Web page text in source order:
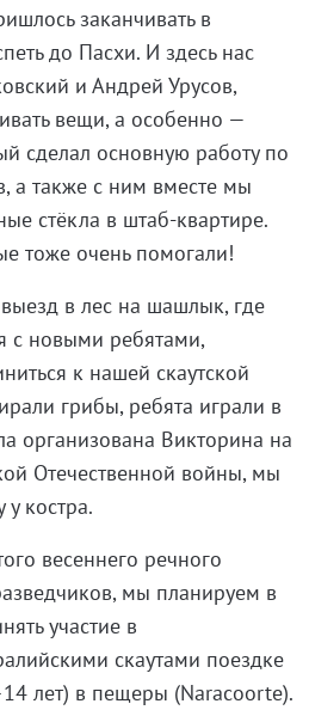
заканчивать в
до Пасхи. И здесь нас
и Андрей Урусов,
вещи, а особенно —
сделал основную работу по
а также с ним вместе мы
стёкла в штаб-квартире.
тоже очень помогали!
в лес на шашлык, где
с новыми ребятами,
к нашей скаутской
грибы, ребята играли в
организована Викторина на
Отечественной войны, мы
костра.
весеннего речного
мы планируем в
участие в
скаутами поездке
лет) в пещеры (Naracoorte).